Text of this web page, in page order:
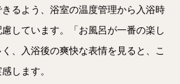
るよう、浴室の温度管理から入浴時
しています。「お風呂が一番の楽し
、入浴後の爽快な表情を見ると、こ
します。